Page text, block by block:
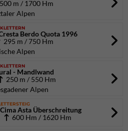
500 m / 1700 Hm
Alpen
KLETTERN
Berdo Quota 1996
295 m / 750 Hm
Alpen
KLETTERN
- Mandlwand
250 m / 550 Hm
Alpen
Asta Überschreitung
600 Hm / 1620 Hm